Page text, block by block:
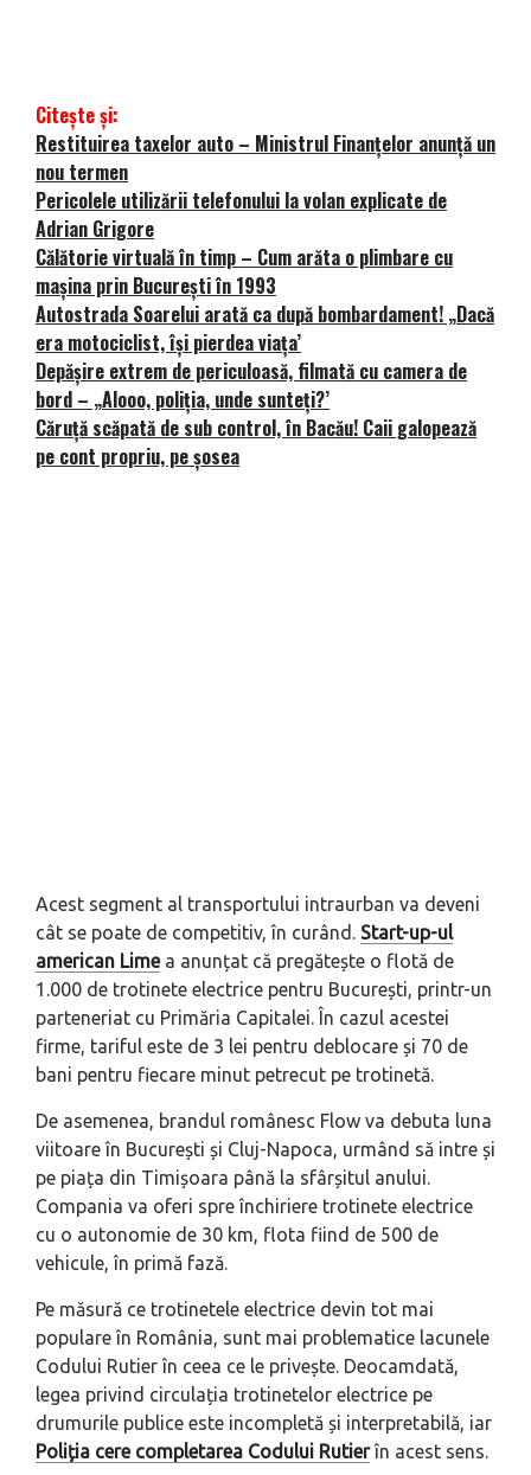
Citește și:
Restituirea taxelor auto – Ministrul Finanțelor anunță un
nou termen
Pericolele utilizării telefonului la volan explicate de
Adrian Grigore
Călătorie virtuală în timp – Cum arăta o plimbare cu
mașina prin București în 1993
Autostrada Soarelui arată ca după bombardament! „Dacă
era motociclist, își pierdea viața’
Depășire extrem de periculoasă, filmată cu camera de
bord – „Alooo, poliţia, unde sunteţi?’
Căruță scăpată de sub control, în Bacău! Caii galopează
pe cont propriu, pe șosea
Acest segment al transportului intraurban va deveni
cât se poate de competitiv, în curând. Start-up-ul
american Limea anunțat că pregătește o flotă de
1.000 de trotinete electrice pentru București, printr-un
parteneriat cu Primăria Capitalei. În cazul acestei
firme, tariful este de 3 lei pentru deblocare și 70 de
bani pentru fiecare minut petrecut pe trotinetă.
De asemenea, brandul românesc Flow va debuta luna
viitoare în București și Cluj-Napoca, urmând să intre și
pe piața din Timișoara până la sfârșitul anului.
Compania va oferi spre închiriere trotinete electrice
cu o autonomie de 30 km, flota fiind de 500 de
vehicule, în primă fază.
Pe măsură ce trotinetele electrice devin tot mai
populare în România, sunt mai problematice lacunele
Codului Rutier în ceea ce le privește. Deocamdată,
legea privind circulația trotinetelor electrice pe
drumurile publice este incompletă și interpretabilă, iar
Poliția cere completarea Codului Rutierîn acest sens.